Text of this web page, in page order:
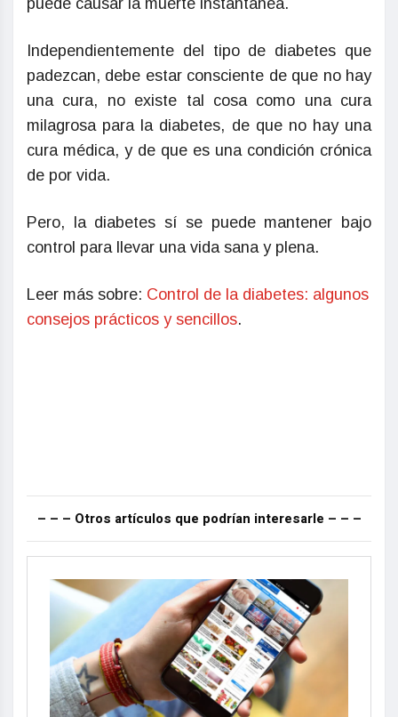
puede causar la muerte instantánea.
Independientemente del tipo de diabetes que
padezcan, debe estar consciente de que no hay
una cura, no existe tal cosa como una cura
milagrosa para la diabetes, de que no hay una
cura médica, y de que es una condición crónica
de por vida.
Pero, la diabetes sí se puede mantener bajo
control para llevar una vida sana y plena.
Leer más sobre: Control de la diabetes: algunos
consejos prácticos y sencillos.
– – – Otros artículos que podrían interesarle – – –